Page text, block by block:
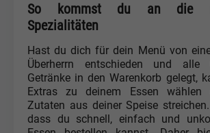
So kommst du an die
Spezialitäten
Hast du dich für dein Menü von
Überherrn entschieden und alle
Getränke in den Warenkorb gelegt,
Extras zu deinem Essen wählen
Zutaten aus deiner Speise
dass du schnell, einfach und